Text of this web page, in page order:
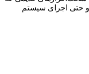
و حتی اجرای سیستم